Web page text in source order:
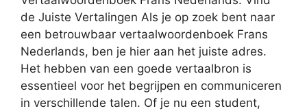
de Juiste Vertalingen Als je op zoek bent naar
een betrouwbaar vertaalwoordenboek Frans
Nederlands, ben je hier aan het juiste adres.
Het hebben van een goede vertaalbron is
essentieel voor het begrijpen en communiceren
in verschillende talen. Of je nu een student,